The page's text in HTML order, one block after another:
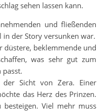
sehen lassen kann.
und fließenden
der Story versunken war.
düstere, beklemmende und
was sehr gut zum
Sicht von Zera. Einer
das Herz des Prinzen.
Viel mehr muss